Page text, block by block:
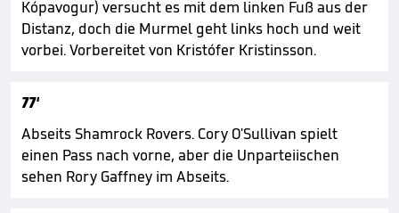
Kópavogur) versucht es mit dem linken Fuß aus der
Distanz, doch die Murmel geht links hoch und weit
vorbei. Vorbereitet von Kristófer Kristinsson.
77'
Abseits Shamrock Rovers. Cory O'Sullivan spielt
einen Pass nach vorne, aber die Unparteiischen
sehen Rory Gaffney im Abseits.